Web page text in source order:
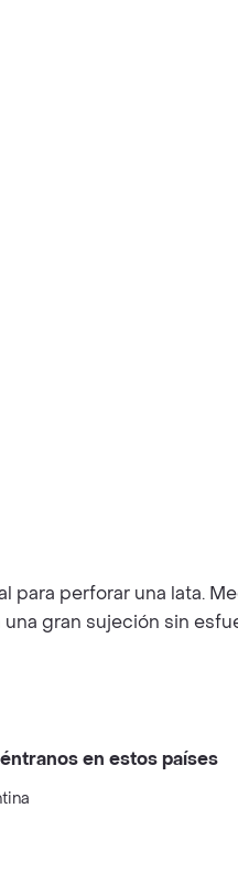
para perforar una lata.
gran sujeción sin
en estos países